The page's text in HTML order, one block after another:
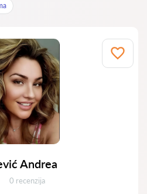
Andrea
Recenzija:
0 recenzija